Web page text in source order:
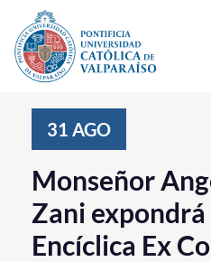
Click acá para ir directamente al
Investigación, Creación e
PUCV Internacional
Vinculación con el Medio
31 AGO
Monseñor
Zani expondrá
Encíclica Ex